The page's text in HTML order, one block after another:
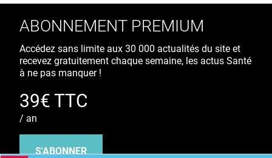
ABONNEMENT PREMIUM
Accédez sans limite aux 30 000 actualités du site et
recevez gratuitement chaque semaine, les actus Santé
à ne pas manquer !
39€ TTC
/ an
S'ABONNER